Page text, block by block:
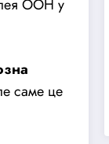
ООН у
саме це